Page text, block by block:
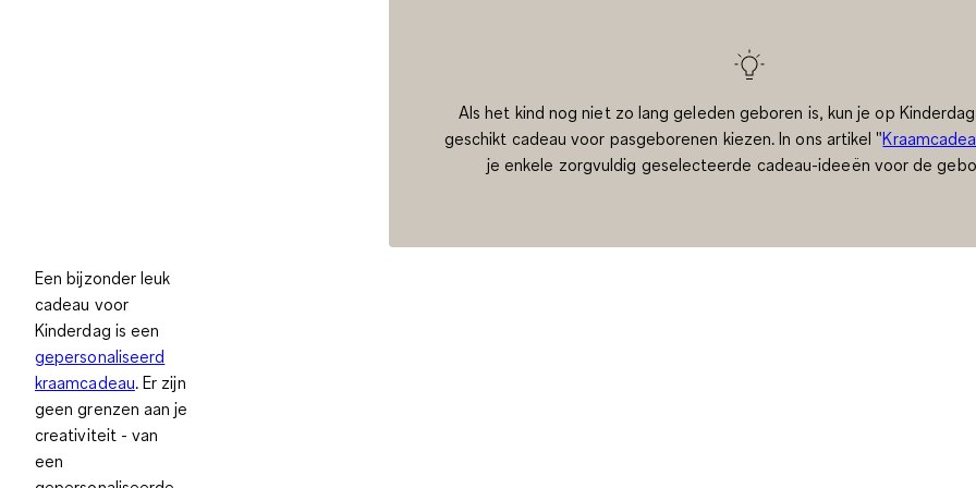
Als het kind nog niet zo lang geleden geboren is, kun je op
geschikt cadeau voor pasgeborenen kiezen. In ons artikel "
je enkele zorgvuldig geselecteerde cadeau-ideeën voor de
Een bijzonder leuk
cadeau voor
Kinderdag is een
gepersonaliseerd
kraamcadeau. Er zijn
geen grenzen aan je
creativiteit - van
een